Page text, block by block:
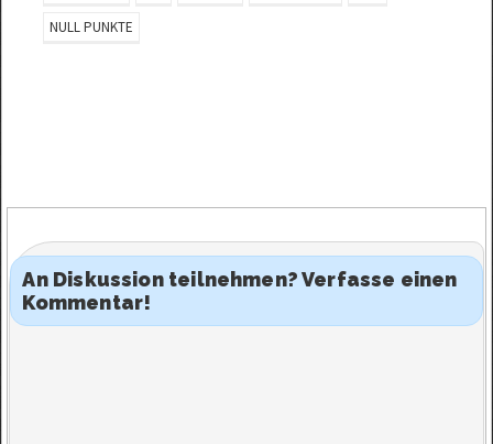
NULL PUNKTE
An Diskussion teilnehmen? Verfasse einen
Kommentar!